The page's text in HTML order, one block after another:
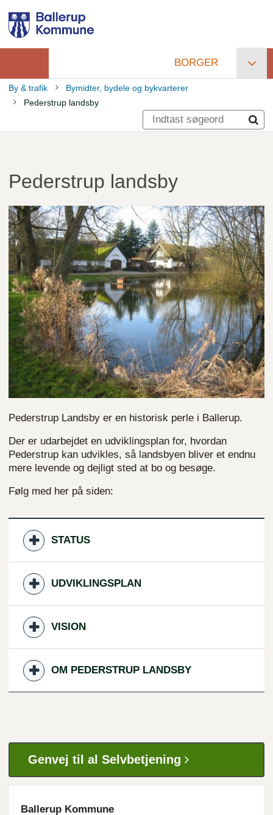
hovedindhold
Primær
navigation
BORGER
Brødkrumme
By & trafik
Bymidter, bydele og bykvarterer
Pederstrup landsby
Pederstrup landsby
Pederstrup Landsby er en historisk perle i Ballerup.
Der er udarbejdet en udviklingsplan for, hvordan
Pederstrup kan udvikles, så landsbyen bliver et endnu
mere levende og dejligt sted at bo og besøge.
Følg med her på siden:
STATUS
UDVIKLINGSPLAN
VISION
OM PEDERSTRUP LANDSBY
Genvej til al Selvbetjening
Ballerup Kommune